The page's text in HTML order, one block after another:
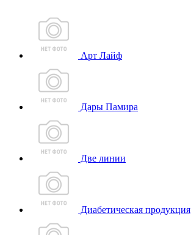
Арт Лайф
Дары Памира
Две линии
Диабетическая продукция